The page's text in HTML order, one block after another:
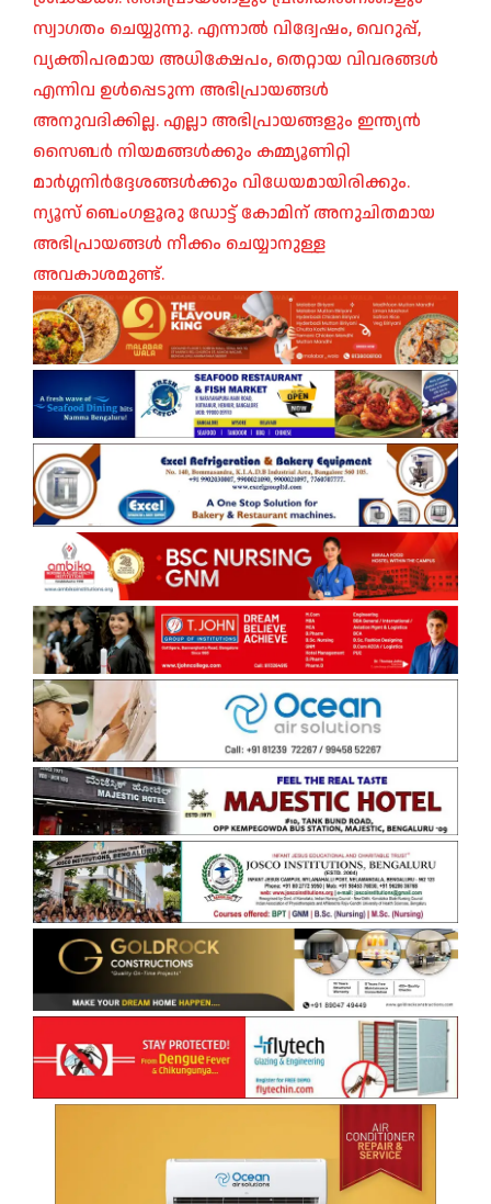
സ്വാഗതം ചെയ്യുന്നു. എന്നാൽ വിദ്വേഷം, വെറുപ്പ്,
വ്യക്തിപരമായ അധിക്ഷേപം, തെറ്റായ വിവരങ്ങൾ
എന്നിവ ഉൾപ്പെടുന്ന അഭിപ്രായങ്ങൾ
അനുവദിക്കില്ല. എല്ലാ അഭിപ്രായങ്ങളും ഇന്ത്യൻ
സൈബർ നിയമങ്ങൾക്കും കമ്മ്യൂണിറ്റി
മാർഗ്ഗനിർദ്ദേശങ്ങൾക്കും വിധേയമായിരിക്കും.
ന്യൂസ് ബെംഗളൂരു ഡോട്ട് കോമിന് അനുചിതമായ
അഭിപ്രായങ്ങൾ നീക്കം ചെയ്യാനുള്ള
അവകാശമുണ്ട്.